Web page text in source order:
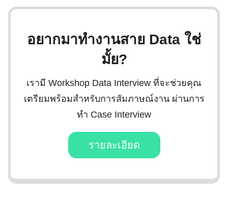
อยากมาทำงานสาย Data ใช่
มั้ย?
เรามี Workshop Data Interview ที่จะช่วยคุณ
เตรียมพร้อมสำหรับการสัมภาษณ์งาน ผ่านการ
ทำ Case Interview
รายละเอียด